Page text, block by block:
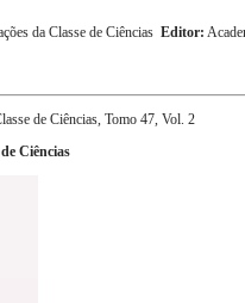
da Classe de Ciências Editor:
de Ciências, Tomo 47, Vol. 2
Ciências